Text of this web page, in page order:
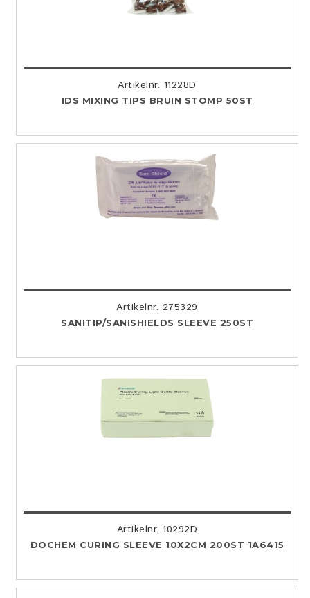
Artikelnr. 11228D
IDS MIXING TIPS BRUIN STOMP 50ST
Artikelnr. 275329
SANITIP/SANISHIELDS SLEEVE 250ST
Artikelnr. 10292D
DOCHEM CURING SLEEVE 10X2CM 200ST 1A6415